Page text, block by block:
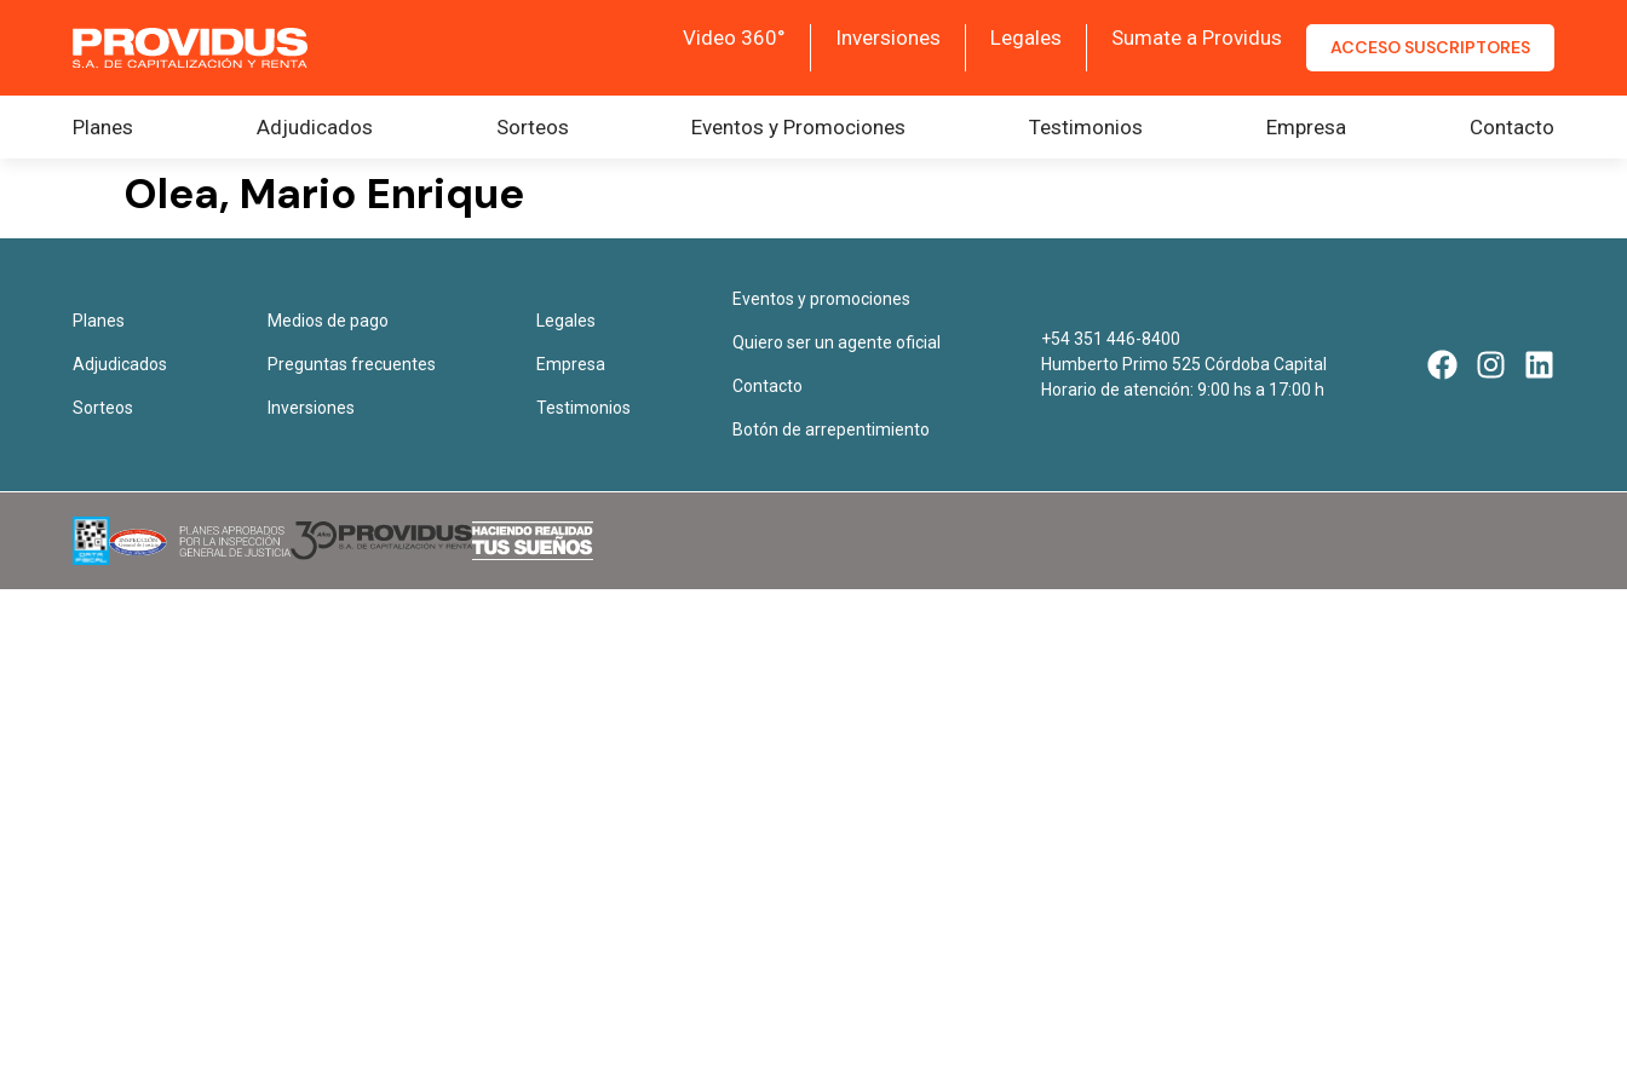
Video 360° Inversiones Legales Sumate a Providus ACCESO SUSCRIPTORES
Planes Adjudicados Sorteos Eventos y Promociones Testimonios Empresa Contacto
Olea, Mario Enrique
Planes
Adjudicados
Sorteos
Medios de pago
Preguntas frecuentes
Inversiones
Legales
Empresa
Testimonios
Eventos y promociones
Quiero ser un agente oficial
Contacto
Botón de arrepentimiento
+54 351 446-8400
Humberto Primo 525 Córdoba Capital
Horario de atención: 9:00 hs a 17:00 h